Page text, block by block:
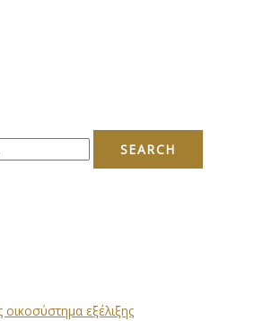
εξέλιξης